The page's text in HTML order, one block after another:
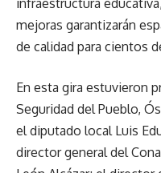
infraestructura
mejoras garantizarán
de calidad para cientos
En esta gira estuvieron
Seguridad del Pueblo,
el diputado local Luis
director general del